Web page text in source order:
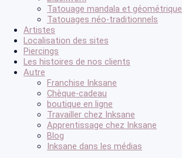
Tatouage mandala et géométrique
Tatouages néo-traditionnels
Artistes
Localisation des sites
Piercings
Les histoires de nos clients
Autre
Franchise Inksane
Chèque-cadeau
boutique en ligne
Travailler chez Inksane
Apprentissage chez Inksane
Blog
Inksane dans les médias